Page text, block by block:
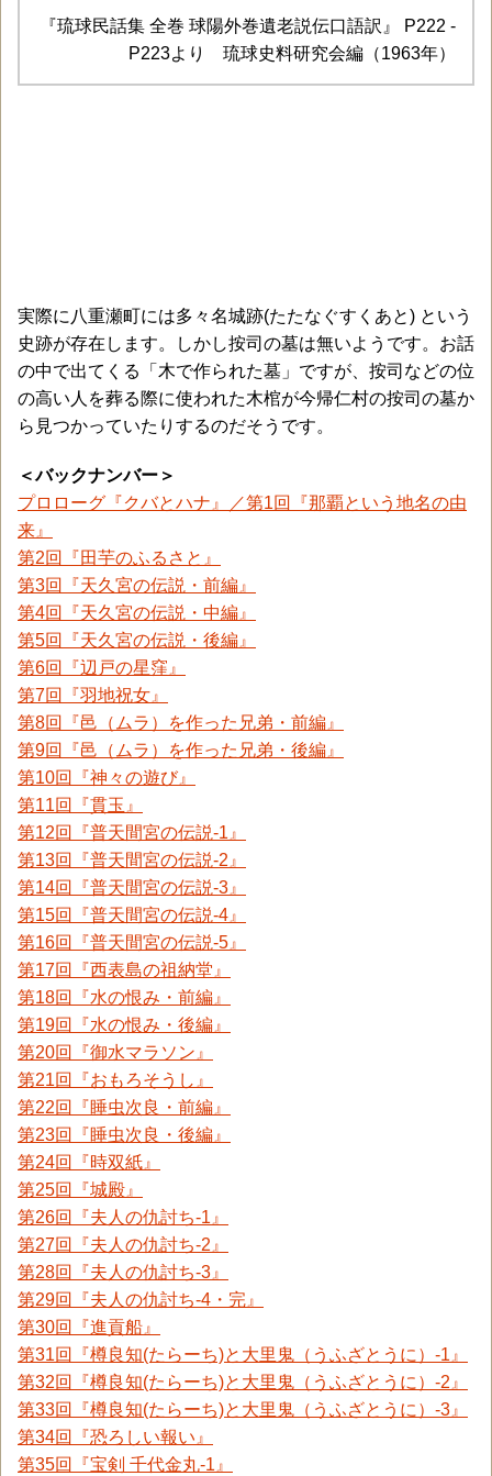
『琉球民話集 全巻 球陽外巻遺老説伝口語訳』 P222 -
P223より 琉球史料研究会編（1963年）
実際に八重瀬町には多々名城跡(たたなぐすくあと) という
史跡が存在します。しかし按司の墓は無いようです。お話
の中で出てくる「木で作られた墓」ですが、按司などの位
の高い人を葬る際に使われた木棺が今帰仁村の按司の墓か
ら見つかっていたりするのだそうです。
＜バックナンバー＞
プロローグ『クバとハナ』／第1回『那覇という地名の由
来』
第2回『田芋のふるさと』
第3回『天久宮の伝説・前編』
第4回『天久宮の伝説・中編』
第5回『天久宮の伝説・後編』
第6回『辺戸の星窪』
第7回『羽地祝女』
第8回『邑（ムラ）を作った兄弟・前編』
第9回『邑（ムラ）を作った兄弟・後編』
第10回『神々の遊び』
第11回『貫玉』
第12回『普天間宮の伝説-1』
第13回『普天間宮の伝説-2』
第14回『普天間宮の伝説-3』
第15回『普天間宮の伝説-4』
第16回『普天間宮の伝説-5』
第17回『西表島の祖納堂』
第18回『水の恨み・前編』
第19回『水の恨み・後編』
第20回『御水マラソン』
第21回『おもろそうし』
第22回『睡虫次良・前編』
第23回『睡虫次良・後編』
第24回『時双紙』
第25回『城殿』
第26回『夫人の仇討ち-1』
第27回『夫人の仇討ち-2』
第28回『夫人の仇討ち-3』
第29回『夫人の仇討ち-4・完』
第30回『進貢船』
第31回『樽良知(たらーち)と大里鬼（うふざとうに）-1』
第32回『樽良知(たらーち)と大里鬼（うふざとうに）-2』
第33回『樽良知(たらーち)と大里鬼（うふざとうに）-3』
第34回『恐ろしい報い』
第35回『宝剣 千代金丸-1』